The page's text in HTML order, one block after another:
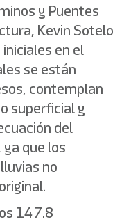
y Puentes
Kevin Sotelo
en el
se están
contemplan
superficial y
del
que los
no
147.8